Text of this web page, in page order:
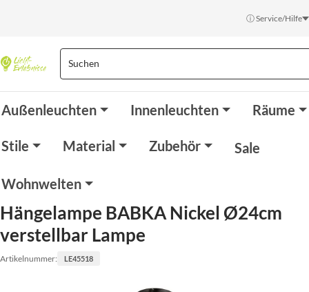
ⓘ Service/Hilfe
Außenleuchten Innenleuchten Räume
Stile Material Zubehör Sale
Wohnwelten
Hängelampe BABKA Nickel Ø24cm
verstellbar Lampe
Artikelnummer: LE45518